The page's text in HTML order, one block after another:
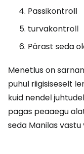
Passikontroll
turvakontroll
Pärast seda
Menetlus on
puhul riigisiseselt
kuid nendel
pagas peaaegu
seda Manilas vastu